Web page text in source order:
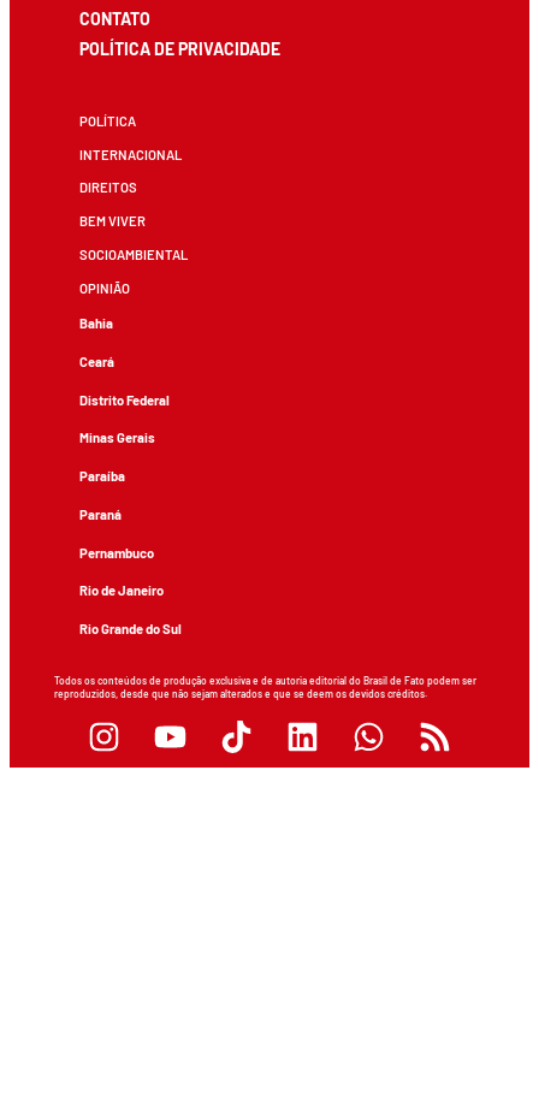
CONTATO
POLÍTICA DE PRIVACIDADE
POLÍTICA
INTERNACIONAL
DIREITOS
BEM VIVER
SOCIOAMBIENTAL
OPINIÃO
Bahia
Ceará
Distrito Federal
Minas Gerais
Paraíba
Paraná
Pernambuco
Rio de Janeiro
Rio Grande do Sul
Todos os conteúdos de produção exclusiva e de autoria editorial do Brasil de Fato podem ser
reproduzidos, desde que não sejam alterados e que se deem os devidos créditos.